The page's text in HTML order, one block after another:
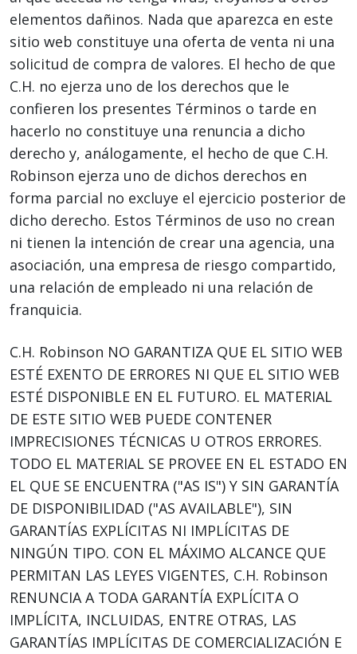
elementos dañinos. Nada que aparezca en este
sitio web constituye una oferta de venta ni una
solicitud de compra de valores. El hecho de que
C.H. no ejerza uno de los derechos que le
confieren los presentes Términos o tarde en
hacerlo no constituye una renuncia a dicho
derecho y, análogamente, el hecho de que C.H.
Robinson ejerza uno de dichos derechos en
forma parcial no excluye el ejercicio posterior de
dicho derecho. Estos Términos de uso no crean
ni tienen la intención de crear una agencia, una
asociación, una empresa de riesgo compartido,
una relación de empleado ni una relación de
franquicia.
C.H. Robinson NO GARANTIZA QUE EL SITIO WEB
ESTÉ EXENTO DE ERRORES NI QUE EL SITIO WEB
ESTÉ DISPONIBLE EN EL FUTURO. EL MATERIAL
DE ESTE SITIO WEB PUEDE CONTENER
IMPRECISIONES TÉCNICAS U OTROS ERRORES.
TODO EL MATERIAL SE PROVEE EN EL ESTADO EN
EL QUE SE ENCUENTRA ("AS IS") Y SIN GARANTÍA
DE DISPONIBILIDAD ("AS AVAILABLE"), SIN
GARANTÍAS EXPLÍCITAS NI IMPLÍCITAS DE
NINGÚN TIPO. CON EL MÁXIMO ALCANCE QUE
PERMITAN LAS LEYES VIGENTES, C.H. Robinson
RENUNCIA A TODA GARANTÍA EXPLÍCITA O
IMPLÍCITA, INCLUIDAS, ENTRE OTRAS, LAS
GARANTÍAS IMPLÍCITAS DE COMERCIALIZACIÓN E